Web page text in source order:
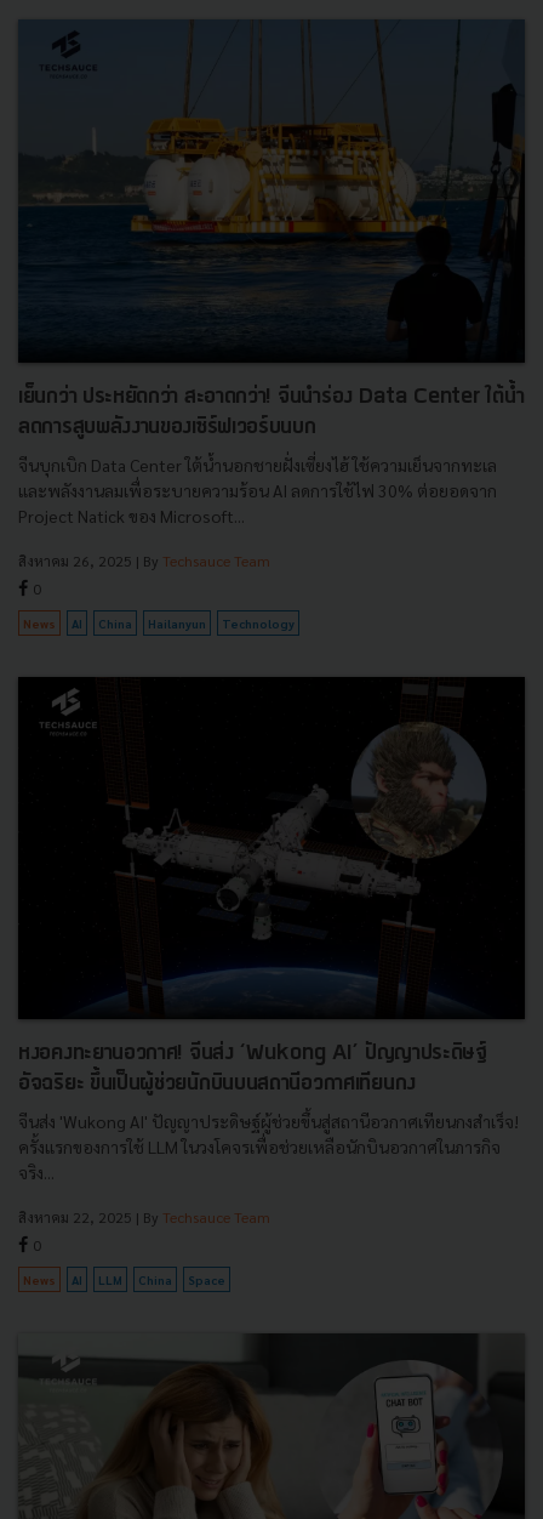
เย็นกว่า ประหยัดกว่า สะอาดกว่า! จีนนำร่อง Data Center ใต้น้ำ
ลดการสูบพลังงานของเซิร์ฟเวอร์บนบก
จีนบุกเบิก Data Center ใต้น้ำนอกชายฝั่งเซี่ยงไฮ้ ใช้ความเย็นจากทะเล
และพลังงานลมเพื่อระบายความร้อน AI ลดการใช้ไฟ 30% ต่อยอดจาก
Project Natick ของ Microsoft...
สิงหาคม 26, 2025 | By Techsauce Team
0
News AI China Hailanyun Technology
หงอคงทะยานอวกาศ! จีนส่ง ‘Wukong AI’ ปัญญาประดิษฐ์
อัจฉริยะ ขึ้นเป็นผู้ช่วยนักบินบนสถานีอวกาศเทียนกง
จีนส่ง 'Wukong AI' ปัญญาประดิษฐ์ผู้ช่วยขึ้นสู่สถานีอวกาศเทียนกงสำเร็จ!
ครั้งแรกของการใช้ LLM ในวงโคจรเพื่อช่วยเหลือนักบินอวกาศในภารกิจ
จริง...
สิงหาคม 22, 2025 | By Techsauce Team
0
News AI LLM China Space